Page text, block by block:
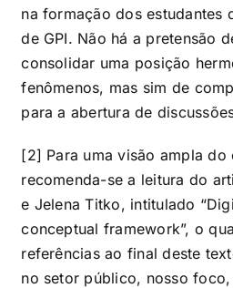
na formação dos estudantes
de GPI. Não há a pretensão
consolidar uma posição
fenômenos, mas sim de
para a abertura de
[2] Para uma visão ampla do
recomenda-se a leitura do
e Jelena Titko, intitulado
conceptual framework”, o
referências ao final deste
no setor público, nosso